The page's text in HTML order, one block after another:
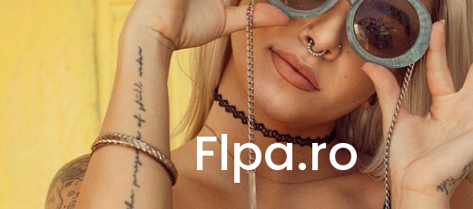
Flpa.ro